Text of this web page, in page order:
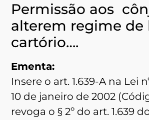
Permissão aos
alterem regime de
cartório….
Ementa:
Insere o art. 1.639-A na Lei
10 de janeiro de 2002
revoga o § 2º do art. 1.639